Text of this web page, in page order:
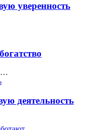
уверенность
…
деятельность